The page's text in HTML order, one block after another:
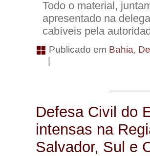
Todo o material,
apresentado na
cabíveis pela
Publicado em Bahia,
|
Defesa Civil do
intensas na
Salvador, Sul e